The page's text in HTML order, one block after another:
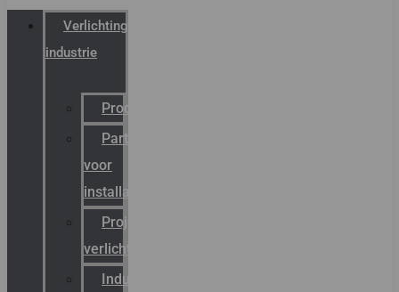
Verlichting
industrie
Productcatalogus
Partner
voor
installateurs
Projectreferenties
verlichting
Industriële